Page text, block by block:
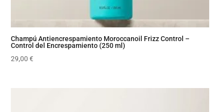
Champú Antiencrespamiento Moroccanoil Frizz Control –
Control del Encrespamiento (250 ml)
29,00€